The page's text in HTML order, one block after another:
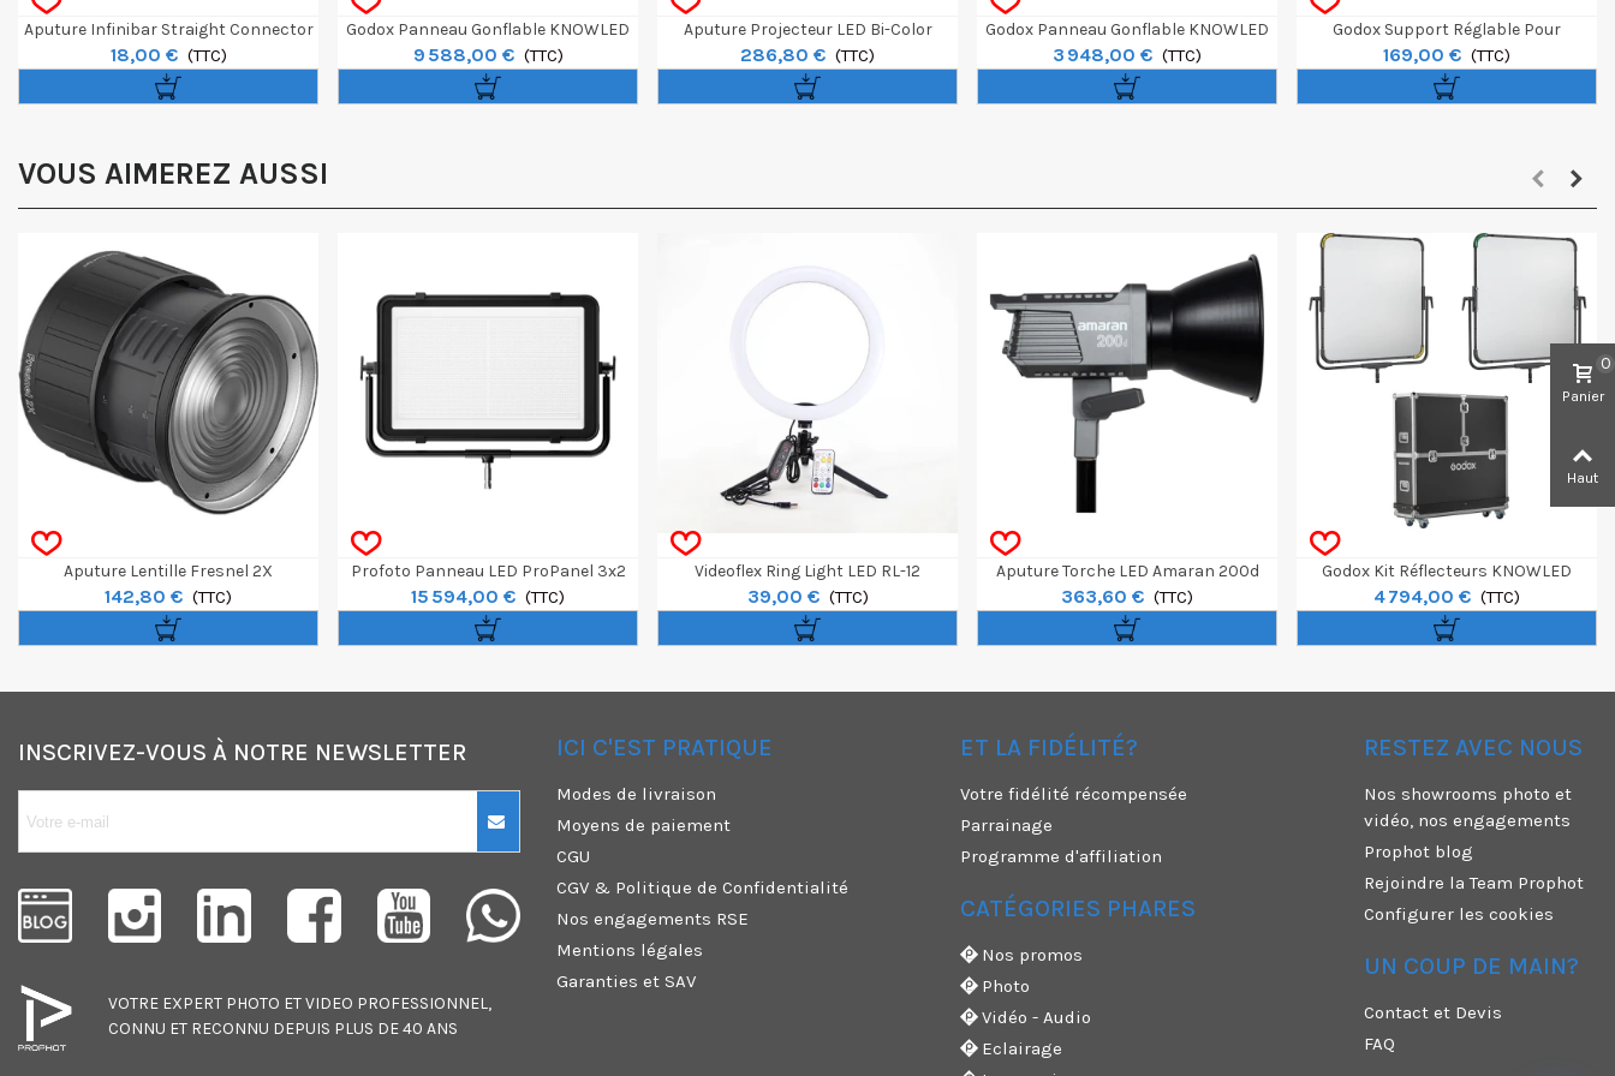
Aputure Infinibar Straight Connector
18,00 € (TTC)
Godox Panneau Gonflable KNOWLED
AM1600R Color 4x8
9 588,00 € (TTC)
Aputure Projecteur LED Bi-Color
Amaran Halo 200x
286,80 € (TTC)
Godox Panneau Gonflable KNOWLED
AM800R 4x4 Color
3 948,00 € (TTC)
Godox Support Réglable Pour
KNOWLED F800R
169,00 € (TTC)
VOUS AIMEREZ AUSSI
Aputure Lentille Fresnel 2X
142,80 € (TTC)
Profoto Panneau LED ProPanel 3x2
15 594,00 € (TTC)
Videoflex Ring Light LED RL-12
39,00 € (TTC)
Aputure Torche LED Amaran 200d
363,60 € (TTC)
Godox Kit Réflecteurs KNOWLED
Liteflow 100 K1
4 794,00 € (TTC)
INSCRIVEZ-VOUS À NOTRE NEWSLETTER
VOTRE EXPERT PHOTO ETVIDEO PROFESSIONNEL,
CONNU ET RECONNU DEPUIS PLUS DE 40 ANS
ICI C'EST PRATIQUE
Modes de livraison
Moyens de paiement
CGU
CGV & Politique de Confidentialité
Nos engagements RSE
Mentions légales
Garanties et SAV
ET LA FIDÉLITÉ?
Votre fidélité récompensée
Parrainage
Programme d'affiliation
CATÉGORIES PHARES
Nos promos
Photo
Vidéo - Audio
Eclairage
RESTEZ AVEC NOUS
Nos showrooms photo et
vidéo, nos engagements
Prophot blog
Rejoindre la Team Prophot
Configurer les cookies
UN COUP DE MAIN?
Contact et Devis
FAQ
Panier
0
Haut
10€ OFFERTS sur
votre premier
achat !
Consultez notre politique de
confidentialité.